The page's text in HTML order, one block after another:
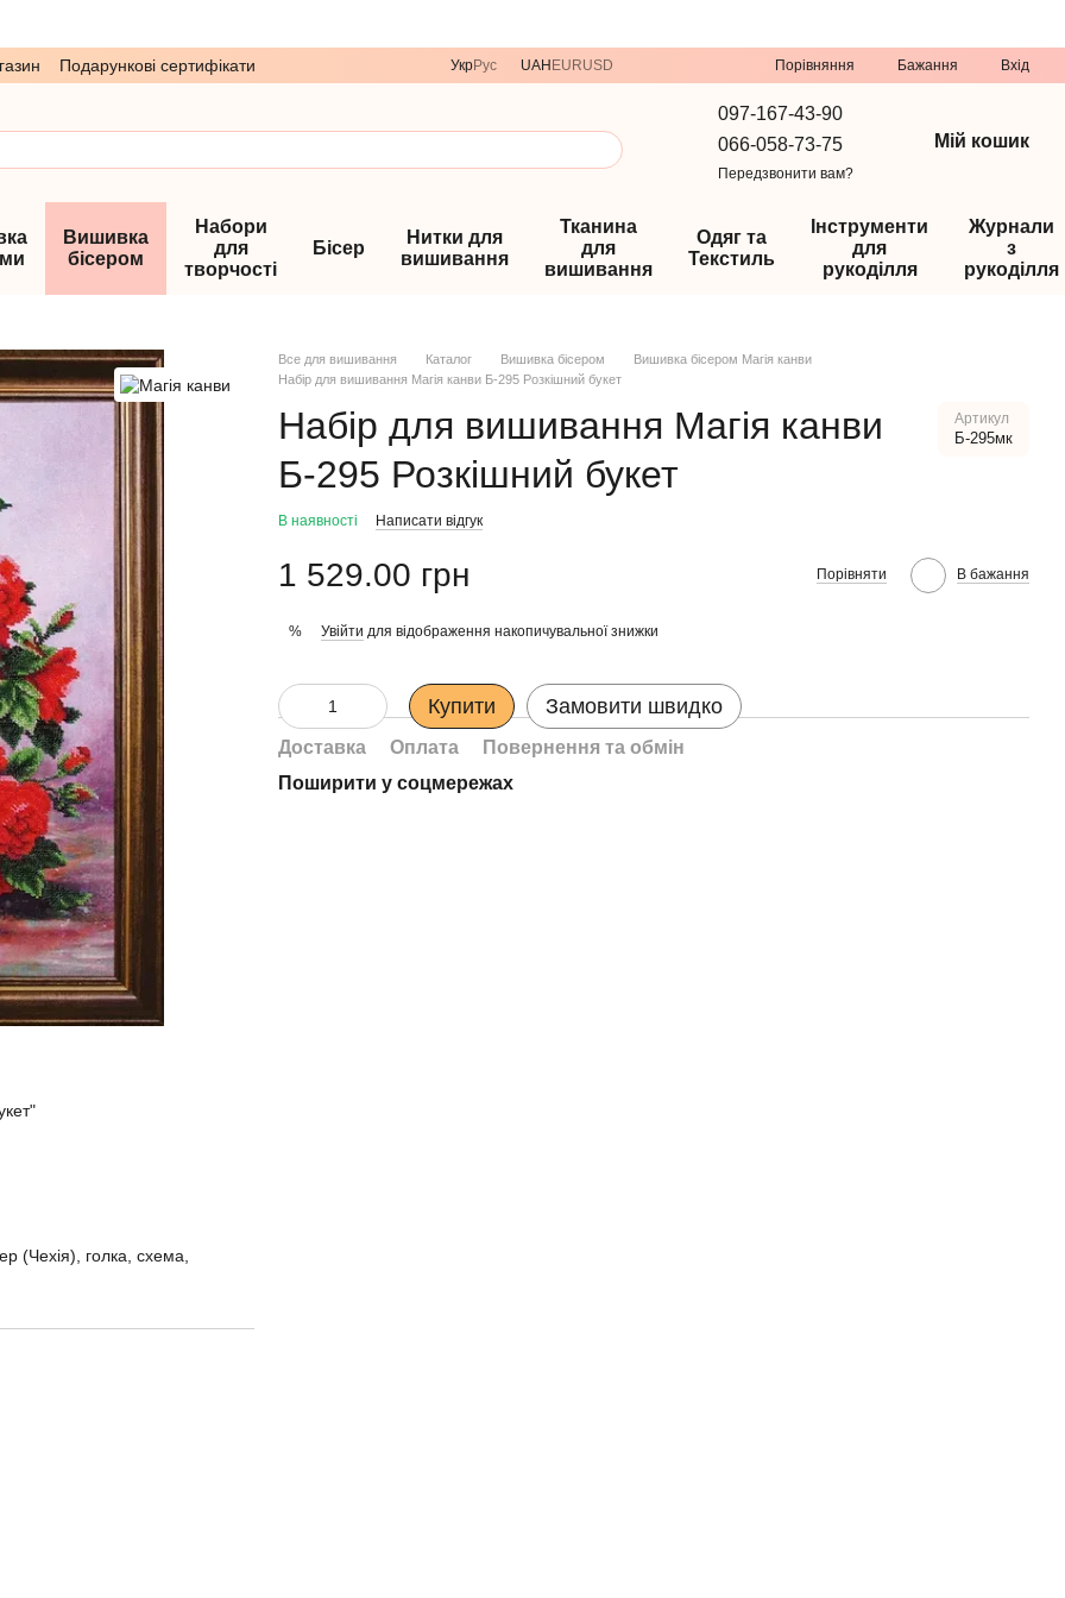
Подарункові сертифікати УкрРус UAH EURUSD Порівняння Бажання Вхід
097-167-43-90
066-058-73-75
Передзвонити вам?
Мій кошик
Вишивка
бісером
Набори
для
творчості
Бісер
Нитки для
вишивання
Тканина
для
вишивання
Одяг та
Текстиль
Інструменти
для
рукоділля
Журнали
з
рукоділля
(Чехія), голка, схема,
Все для вишивання Каталог Вишивка бісером
Вишивка бісером Магія канви
Набір для вишивання Магія канви Б-295 Розкішний букет
Набір для вишивання Магія канви
Б-295 Розкішний букет
Артикул
Б-295мк
В наявності Написати відгук
1 529.00 грн Порівняти В бажання
% Увійти для відображення накопичувальної знижки
Купити Замовити швидко
Доставка Оплата
Повернення та обмін
Поширити у соцмережах